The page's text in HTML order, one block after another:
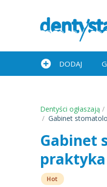
DODAJ
Dentyści ogłaszają
Gabinet
Gabinet
Hot